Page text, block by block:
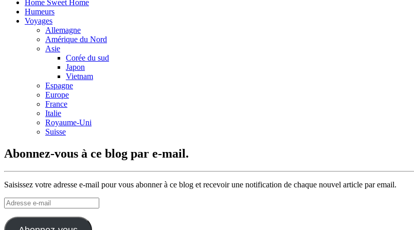
Home Sweet Home
Humeurs
Voyages
Allemagne
Amérique du Nord
Asie
Corée du sud
Japon
Vietnam
Espagne
Europe
France
Italie
Royaume-Uni
Suisse
Abonnez-vous à ce blog par e-mail.
Saisissez votre adresse e-mail pour vous abonner à ce blog et recevoir une notification de chaque nouvel article par email.
Adresse
e-
mail